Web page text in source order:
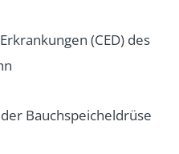
(CED) des
Bauchspeicheldrüse